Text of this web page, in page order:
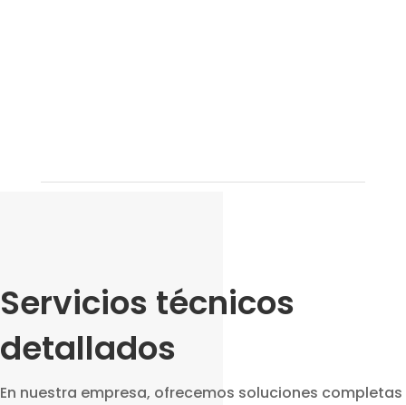
Servicios técnicos
detallados
En nuestra empresa, ofrecemos soluciones completas